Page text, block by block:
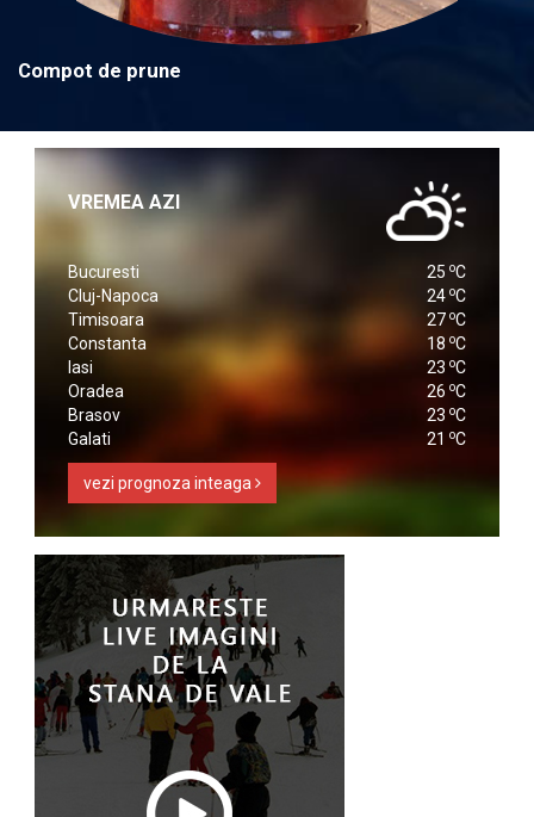
Compot de prune
VREMEA AZI
Bucuresti 25 oC
Cluj-Napoca
24 oC
Timisoara
27 oC
Constanta
18 oC
Iasi
23 oC
Oradea
26 oC
Brasov
23 oC
Galati
21 oC
vezi prognoza inteaga